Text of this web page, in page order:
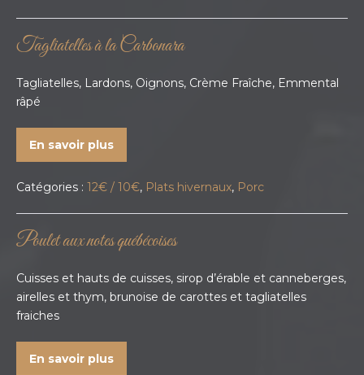
Tagliatelles à la Carbonara
Tagliatelles, Lardons, Oignons, Crème Fraîche, Emmental
râpé
En savoir plus
Catégories : 12€ / 10€, Plats hivernaux, Porc
Poulet aux notes québécoises
Cuisses et hauts de cuisses, sirop d’érable et canneberges,
airelles et thym, brunoise de carottes et tagliatelles
fraiches
En savoir plus